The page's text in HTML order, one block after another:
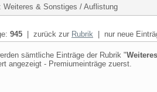
& Sonstiges / Auflistung
945 | zurück zur Rubrik | nur neue
sämtliche Einträge der Rubrik "
angezeigt - Premiumeinträge zuerst.